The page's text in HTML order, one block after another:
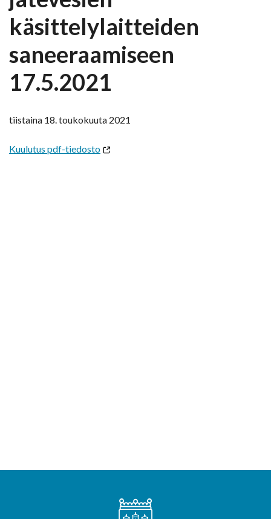
käsittelylaitteiden
saneeraamiseen
17.5.2021
tiistaina 18. toukokuuta 2021
Kuulutus pdf-tiedosto